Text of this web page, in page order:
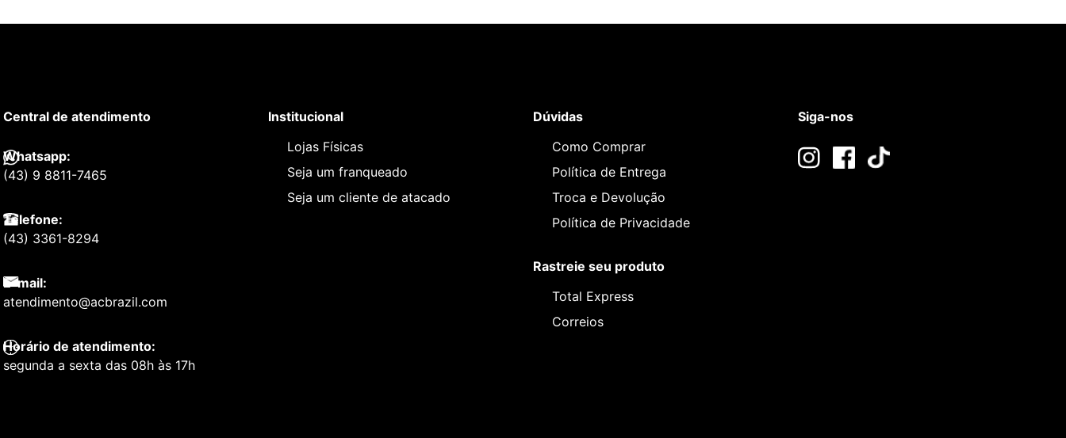
Central de atendimento
Whatsapp:
(43) 9 8811-7465
Telefone:
(43) 3361-8294
E-mail:
atendimento@acbrazil.com
Horário de atendimento:
segunda a sexta das 08h às 17h
Institucional
Lojas Físicas
Seja um franqueado
Seja um cliente de atacado
Dúvidas
Como Comprar
Política de Entrega
Troca e Devolução
Política de Privacidade
Rastreie seu produto
Total Express
Correios
Siga-nos